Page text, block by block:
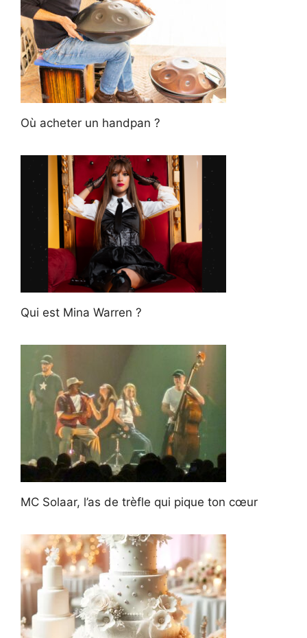
Où acheter un handpan ?
Qui est Mina Warren ?
MC Solaar, l’as de trèfle qui pique ton cœur